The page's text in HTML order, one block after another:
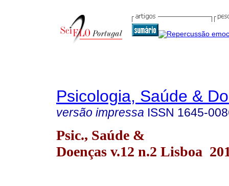
Psicologia, Saúde &
versão impressa ISSN 1645-
Psic., Saúde &
Doenças v.12 n.2 Lisboa